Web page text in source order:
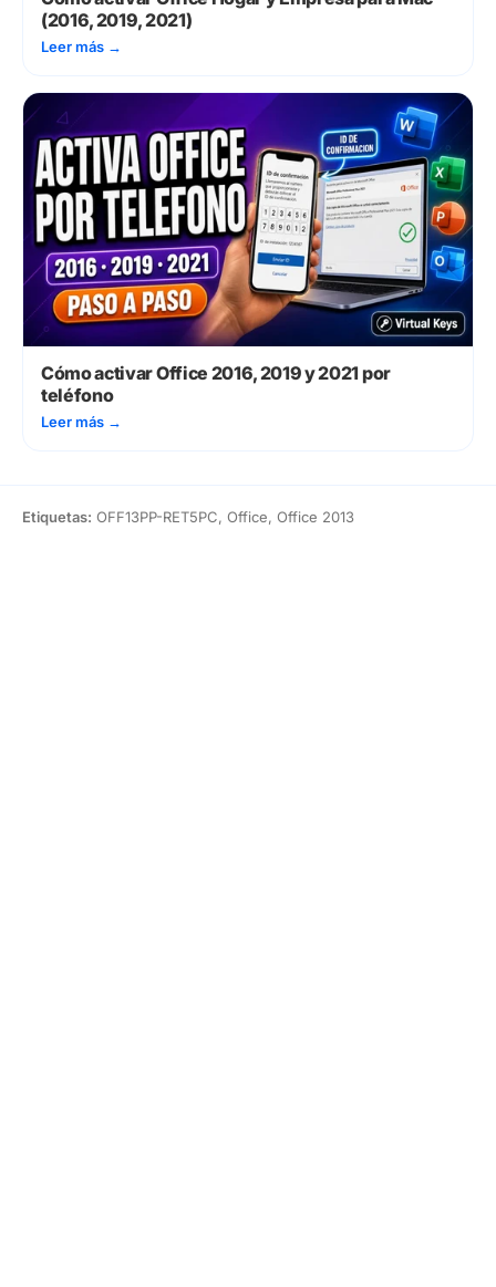
(2016, 2019, 2021)
Leer más →
Cómo activar Office 2016, 2019 y 2021 por
teléfono
Leer más →
Etiquetas: OFF13PP-RET5PC, Office, Office 2013